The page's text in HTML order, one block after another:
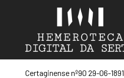
Certaginense nº90 29-06-1891